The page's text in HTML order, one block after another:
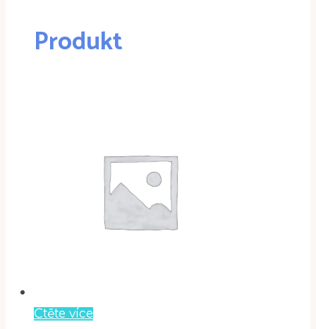
Produkt
Čtěte více